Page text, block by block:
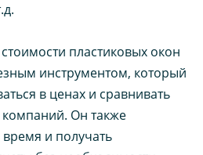
пластиковых окон
инструментом, который
в ценах и сравнивать
Он также
и получать